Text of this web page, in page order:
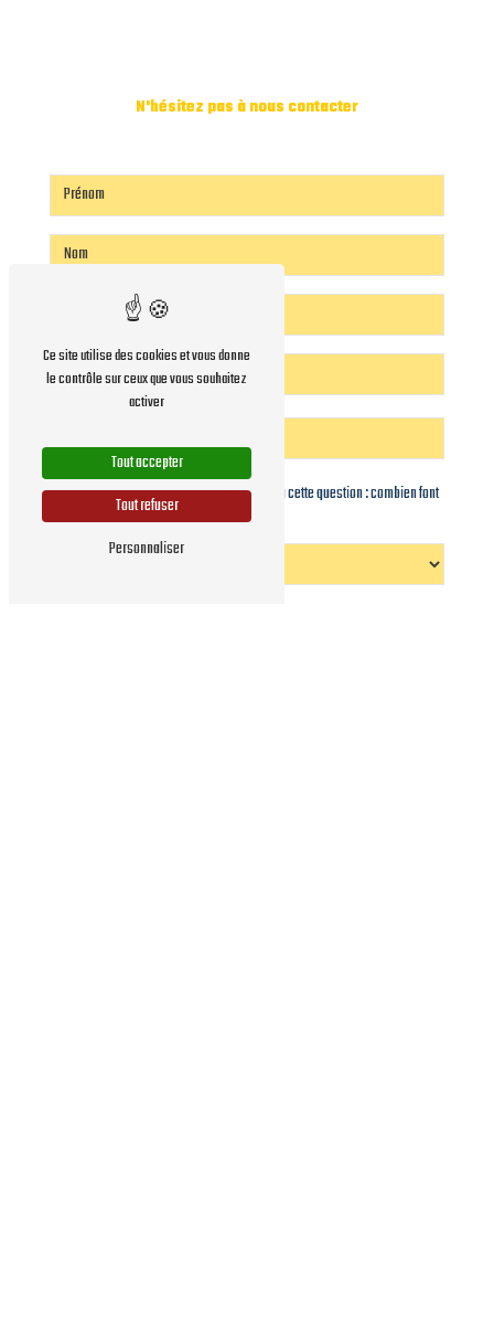
N'hésitez pas à nous contacter
Vous n'êtes pas un robot, veuillez répondre à cette question : combien font
dix plus six ?
Ce site utilise des cookies et vous donne
le contrôle sur ceux que vous souhaitez
activer
Tout accepter
Tout refuser
Personnaliser